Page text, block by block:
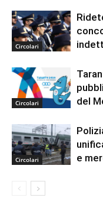
Circolari
Circolari
del
Circolari
e